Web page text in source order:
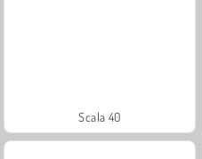
Scala 40